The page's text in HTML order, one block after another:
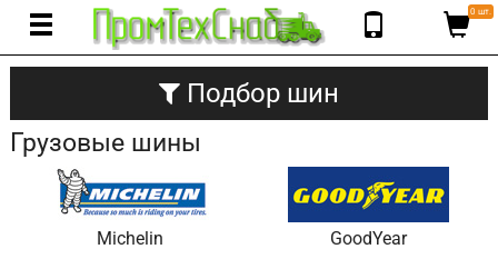
0 шт.
Подбор шин
Грузовые шины
Michelin GoodYear